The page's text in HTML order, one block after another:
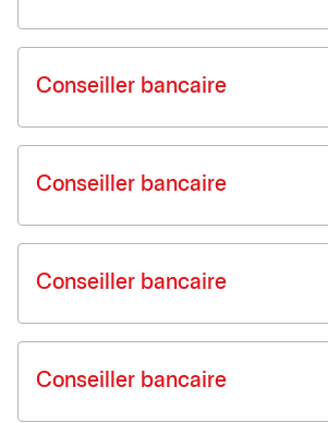
Conseiller bancaire
Conseiller bancaire
Conseiller bancaire
Conseiller bancaire